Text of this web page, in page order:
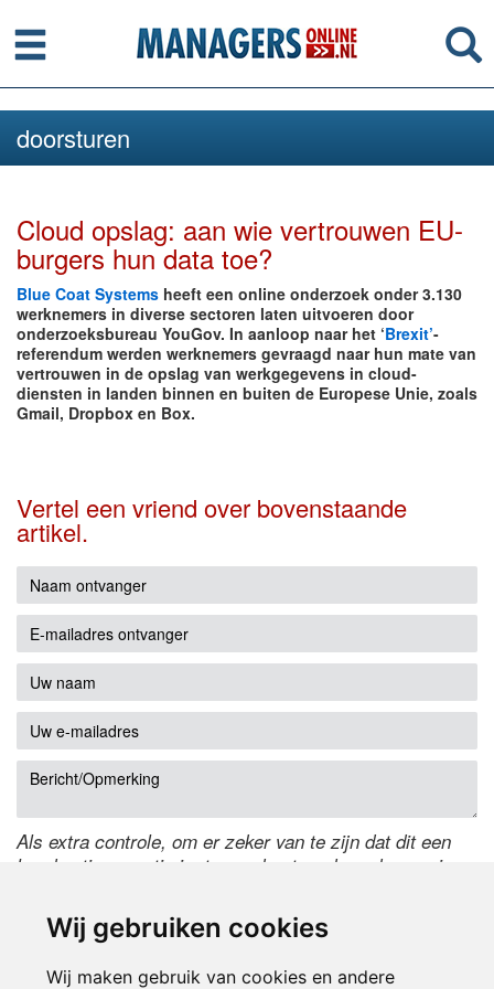
Wij gebruiken cookies
Wij maken gebruik van cookies en andere
Menu
doorsturen
Cloud opslag: aan wie vertrouwen EU-
burgers hun data toe?
Blue Coat Systems heeft een online onderzoek onder 3.130
werknemers in diverse sectoren laten uitvoeren door
onderzoeksbureau YouGov. In aanloop naar het ‘Brexit’-
referendum werden werknemers gevraagd naar hun mate van
vertrouwen in de opslag van werkgegevens in cloud-
diensten in landen binnen en buiten de Europese Unie, zoals
Gmail, Dropbox en Box.
Vertel een vriend over bovenstaande
artikel.
Als extra controle, om er zeker van te zijn dat dit een
handmatige reactie is, typ onderstaande code over in
de code te wijzigen.